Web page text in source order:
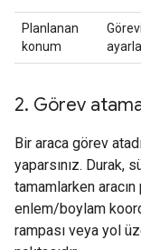
Planlanan
konum
2. Görev
Bir araca görev
yaparsınız. Durak,
tamamlarken
enlem/boylam
rampası veya yol